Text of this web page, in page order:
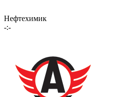
Нефтехимик
-:-